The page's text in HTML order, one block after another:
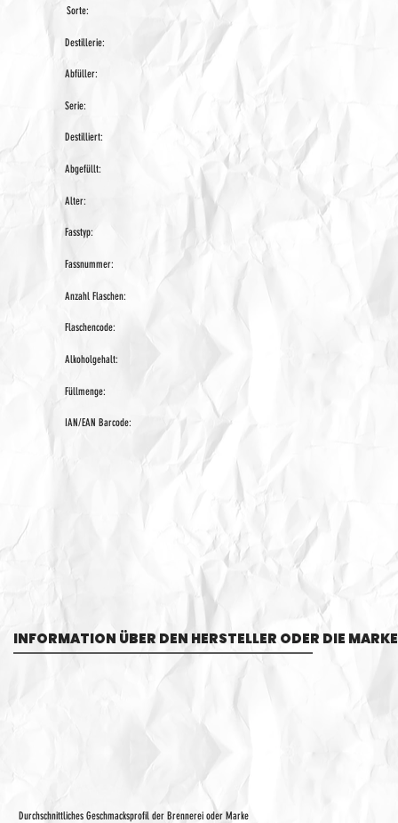
Durchschnittliches Geschmacksprofil der Brennerei oder Marke
Sorte:
Destillerie:
Abfüller:
Serie:
Destilliert:
Abgefüllt:
Alter:
Fasstyp:
Fassnummer:
Anzahl Flaschen:
Flaschencode:
Alkoholgehalt:
Füllmenge:
IAN/EAN Barcode:
INFORMATION ÜBER DEN HERSTELLER ODER DIE MARKE